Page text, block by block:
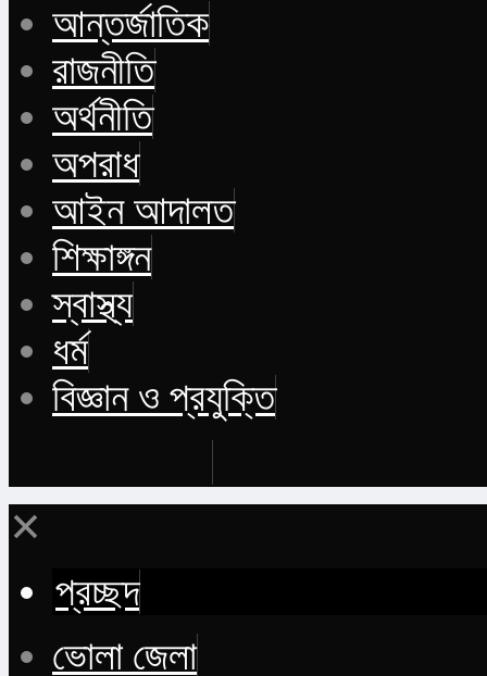
আন্তর্জাতিক
রাজনীতি
অর্থনীতি
অপরাধ
আইন আদালত
শিক্ষাঙ্গন
স্বাস্থ্য
ধর্ম
বিজ্ঞান ও প্রযুক্তি
✕
প্রচ্ছদ
ভোলা জেলা